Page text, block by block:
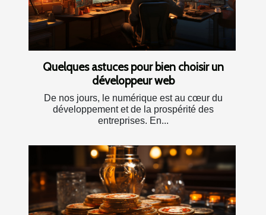
Quelques astuces pour bien choisir un
développeur web
De nos jours, le numérique est au cœur du
développement et de la prospérité des
entreprises. En...